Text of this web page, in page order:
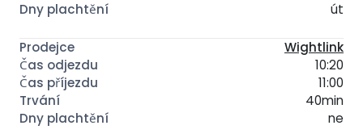
út
Wightlink
10:20
11:00
40min
ne